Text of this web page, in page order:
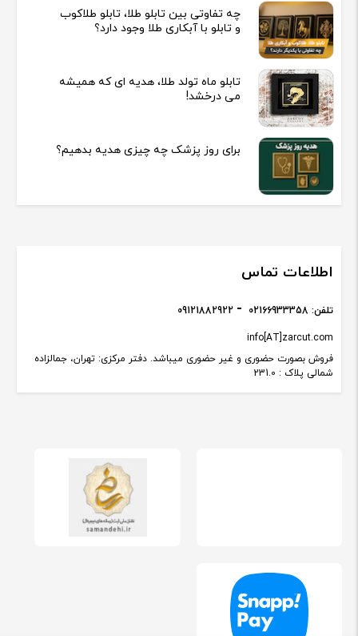
چه تفاوتی بین تابلو طلا، تابلو طلاکوب
و تابلو با آبکاری طلا وجود دارد؟
تابلو ماه تولد طلا، هدیه ای که همیشه
می درخشد!
برای روز پزشک چه چیزی هدیه بدهیم؟
اطلاعات تماس
فروش بصورت حضوری و غیر حضوری میباشد. دفتر مرکزی: تهران، جمالزاده
شمالی پلاک : 231.0
info[AT]zarcut.com
تلفن: 02166933358
09121882922